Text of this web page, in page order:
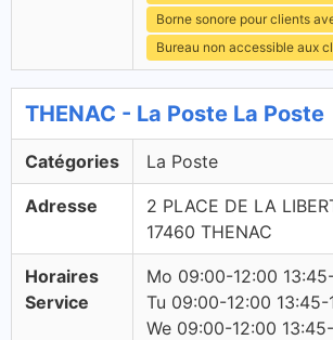
Borne sonore pour clients
Bureau non accessible aux
THENAC - La Poste La Poste
Catégories La Poste
Adresse
2 PLACE DE LA
17460 THENAC
Horaires
Service
Mo 09:00-12:00
Tu 09:00-12:00 13:45-
We 09:00-12:00